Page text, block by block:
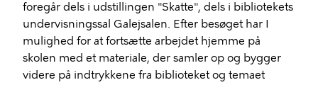
foregår dels i udstillingen "Skatte", dels i bibliotekets
undervisningssal Galejsalen. Efter besøget har I
mulighed for at fortsætte arbejdet hjemme på
skolen med et materiale, der samler op og bygger
videre på indtrykkene fra biblioteket og temaet